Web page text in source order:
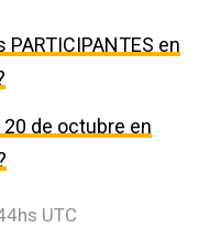
en
de octubre en
UTC